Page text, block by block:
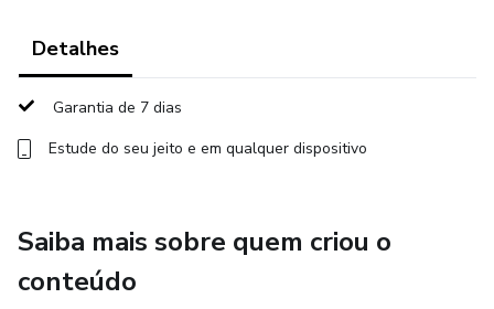
Detalhes
Garantia de 7 dias
Estude do seu jeito e em qualquer dispositivo
Saiba mais sobre quem criou o
conteúdo